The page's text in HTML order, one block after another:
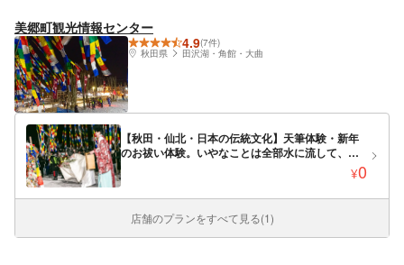
美郷町観光情報センター
4.9(7件)
秋田県
田沢湖・角館・大曲
【秋田・仙北・日本の伝統文化】天筆体験・新年
のお祓い体験。いやなことは全部水に流して、新
年の願いを5色の天筆に書いてみよう！ニテコサイ
¥0
店舗のプランをすべて見る(1)